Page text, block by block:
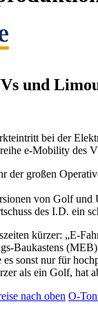
und
bei der
e-Mobility des
der großen
von Golf
des I.D. ein
kürzer: „E-
Baukastens
sonst nur für
als ein Golf, hat
nach oben O-